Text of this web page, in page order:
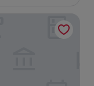
de
172 €